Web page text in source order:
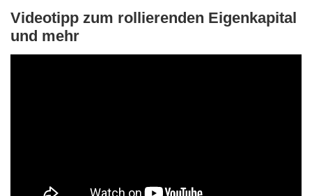
Videotipp zum rollierenden Eigenkapital
und mehr